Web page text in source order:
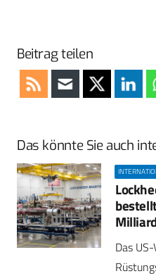
Beitrag teilen
Das könnte Sie auch
Das